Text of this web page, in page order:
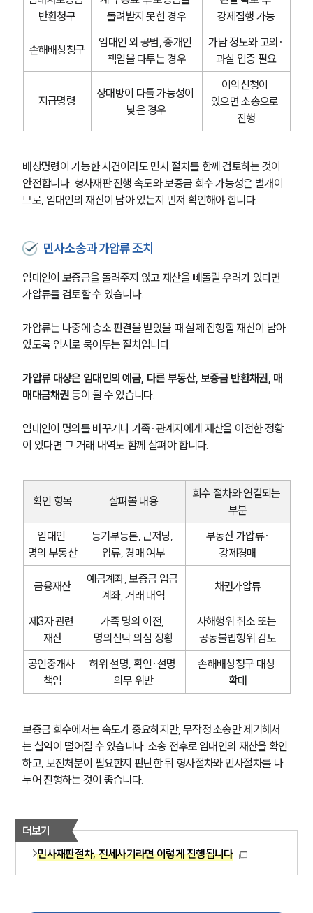
형사전문변호사
소식/자료
언론보도
공지사항
법률 블로그
뉴스레터/브로슈어
세미나
대륜법률상담예약
반환청구
돌려받지 못한 경우
강제집행 가능
손해배상청구
임대인 외 공범, 중개인
책임을 다투는 경우
가담 정도와 고의·
과실 입증 필요
지급명령
상대방이 다툴 가능성이
낮은 경우
이의신청이
있으면 소송으로
진행
배상명령이 가능한 사건이라도 민사 절차를 함께 검토하는 것이
안전합니다. 형사재판 진행 속도와 보증금 회수 가능성은 별개이
므로, 임대인의 재산이 남아 있는지 먼저 확인해야 합니다.
민사소송과 가압류 조치
임대인이 보증금을 돌려주지 않고 재산을 빼돌릴 우려가 있다면
가압류를 검토할 수 있습니다.
가압류는 나중에 승소 판결을 받았을 때 실제 집행할 재산이 남아
있도록 임시로 묶어두는 절차입니다.
가압류 대상은 임대인의 예금, 다른 부동산, 보증금 반환채권, 매
매대금채권 등이 될 수 있습니다.
임대인이 명의를 바꾸거나 가족·관계자에게 재산을 이전한 정황
이 있다면 그 거래 내역도 함께 살펴야 합니다.
확인 항목 살펴볼 내용
회수 절차와 연결되는
부분
임대인
명의 부동산
등기부등본, 근저당,
압류, 경매 여부
부동산 가압류·
강제경매
금융재산
예금계좌, 보증금 입금
계좌, 거래 내역
채권가압류
제3자 관련
재산
가족 명의 이전,
명의신탁 의심 정황
사해행위 취소 또는
공동불법행위 검토
공인중개사
책임
허위 설명, 확인·설명
의무 위반
손해배상청구 대상
확대
보증금 회수에서는 속도가 중요하지만, 무작정 소송만 제기해서
는 실익이 떨어질 수 있습니다. 소송 전후로 임대인의 재산을 확인
하고, 보전처분이 필요한지 판단한 뒤 형사절차와 민사절차를 나
누어 진행하는 것이 좋습니다.
더보기
민사재판절차, 전세사기라면 이렇게 진행됩니다